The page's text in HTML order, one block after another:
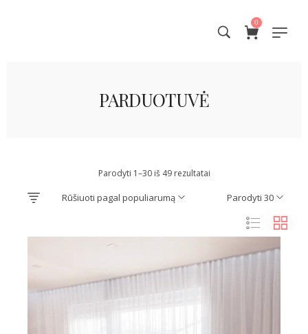
0
PARDUOTUVĖ
Parodyti 1–30 iš 49 rezultatai
Parodyti 30
Rūšiuoti pagal populiarumą